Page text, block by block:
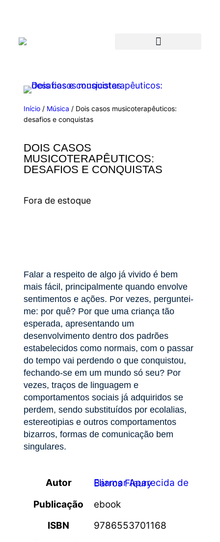
Início / Música / Dois casos musicoterapêuticos:
desafios e conquistas
DOIS CASOS
MUSICOTERAPÊUTICOS:
DESAFIOS E CONQUISTAS
Fora de estoque
Falar a respeito de algo já vivido é bem
mais fácil, principalmente quando envolve
sentimentos e ações. Por vezes, perguntei-
me: por quê? Por que uma criança tão
esperada, apresentando um
desenvolvimento dentro dos padrões
estabelecidos como normais, com o passar
do tempo vai perdendo o que conquistou,
fechando-se em um mundo só seu? Por
vezes, traços de linguagem e
comportamentos sociais já adquiridos se
perdem, sendo substituídos por ecolalias,
estereotipias e outros comportamentos
bizarros, formas de comunicação bem
singulares.
Autor
Eliamar Aparecida de Barros Fleury
Publicação
ebook
ISBN
9786553701168